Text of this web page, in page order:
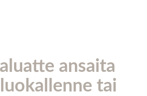
ansaita
tai